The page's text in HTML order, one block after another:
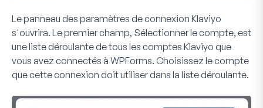
Le panneau des paramètres de connexion Klaviyo
s'ouvrira. Le premier champ, Sélectionner le compte, est
une liste déroulante de tous les comptes Klaviyo que
vous avez connectés à WPForms. Choisissez le compte
que cette connexion doit utiliser dans la liste déroulante.